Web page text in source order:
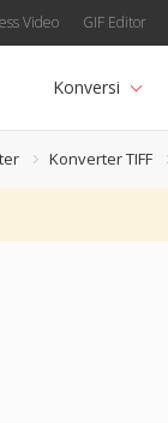
Video GIF Editor
Konversi
Konverter TIFF